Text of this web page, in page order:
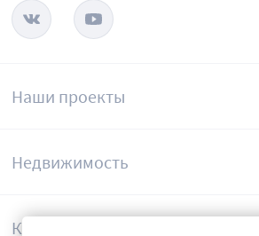
Наши проекты
Недвижимость
Компания